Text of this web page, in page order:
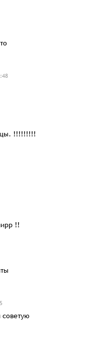
!!!!!!!!!
!!
советую